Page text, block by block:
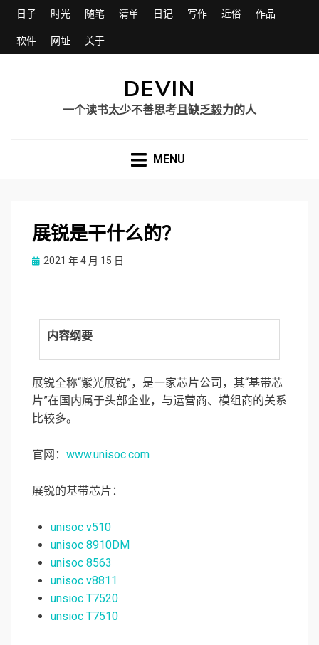
日子 时光 随笔 清单 日记 写作 近俗 作品
软件 网址 关于
DEVIN
一个读书太少不善思考且缺乏毅力的人
MENU
展锐是干什么的？
Posted
2021 年 4 月 15 日
内容纲要
展锐全称“紫光展锐”，是一家芯片公司，其“基带芯
片”在国内属于头部企业，与运营商、模组商的关系
比较多。
官网： www.unisoc.com
展锐的基带芯片：
unisoc v510
unisoc 8910DM
unisoc 8563
unisoc v8811
unsioc T7520
unsioc T7510